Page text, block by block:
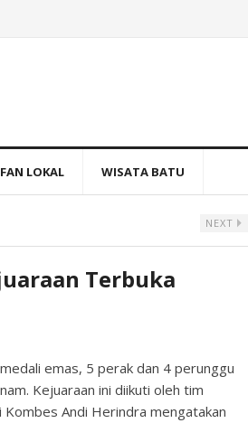
LOKAL WISATA BATU
NEXT
Terbuka
emas, 5 perak dan 4 perunggu
Kejuaraan ini diikuti oleh tim
Andi Herindra mengatakan